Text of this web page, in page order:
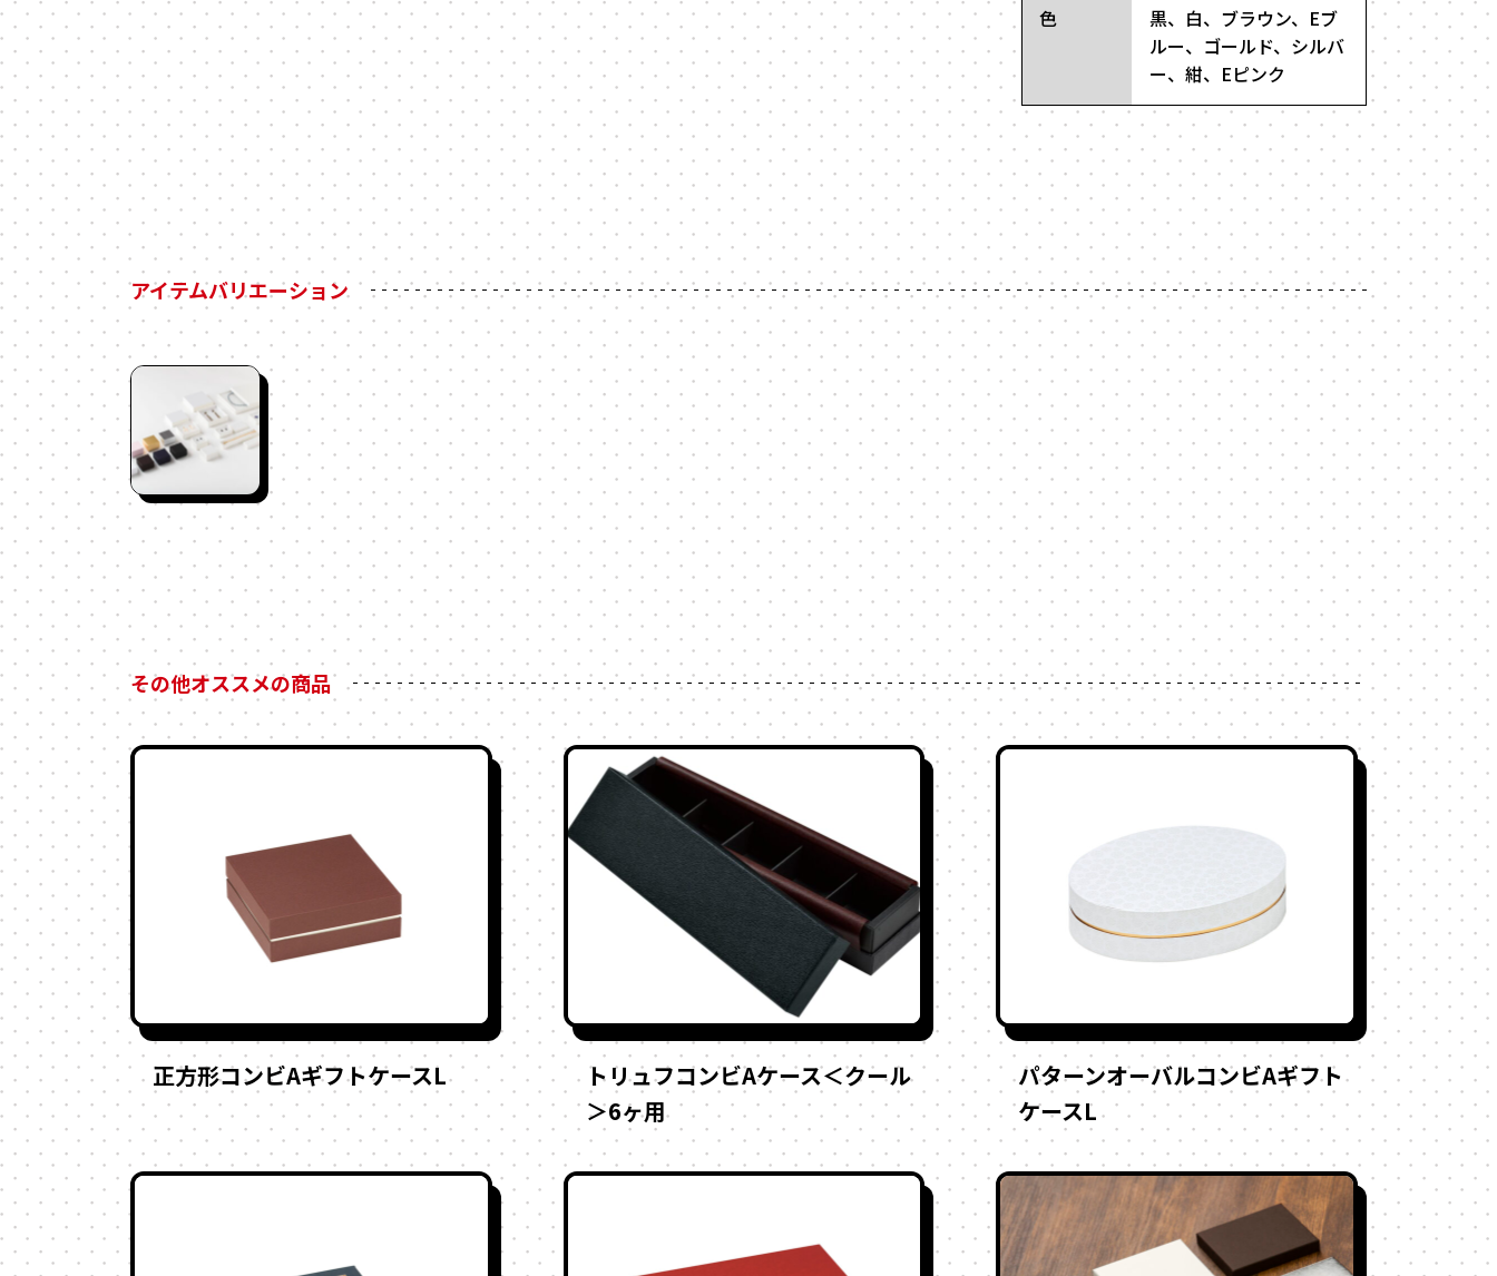
色
黒、白、ブラウン、Eブ
ルー、ゴールド、シルバ
ー、紺、Eピンク
アイテムバリエーション
その他オススメの商品
正方形コンビAギフトケースL
トリュフコンビAケース＜クール
＞6ヶ用
パターンオーバルコンビAギフト
ケースL